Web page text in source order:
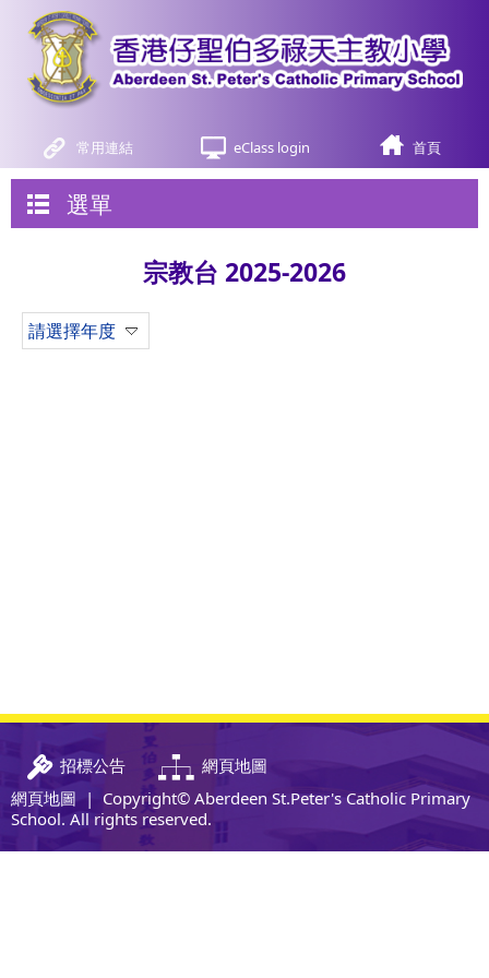
常用連結 eClass login 首頁
選單
宗教台 2025-2026
請選擇年度
招標公告
網頁地圖
網頁地圖 | Copyright© Aberdeen St.Peter's Catholic Primary
School. All rights reserved.